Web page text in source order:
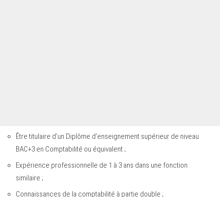
Être titulaire d’un Diplôme d’enseignement supérieur de niveau
BAC+3 en Comptabilité ou équivalent ;
Expérience professionnelle de 1 à 3 ans dans une fonction
similaire ;
Connaissances de la comptabilité à partie double ;